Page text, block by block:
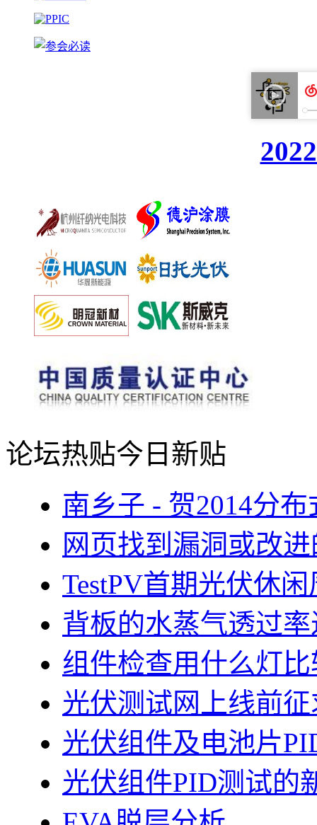
论坛热贴今日新贴
南乡子 - 贺2014分
网页找到漏洞或改
TestPV首期光伏休
背板的水蒸气透过
组件检查用什么灯
光伏测试网上线前
光伏组件及电池片
光伏组件PID测试的